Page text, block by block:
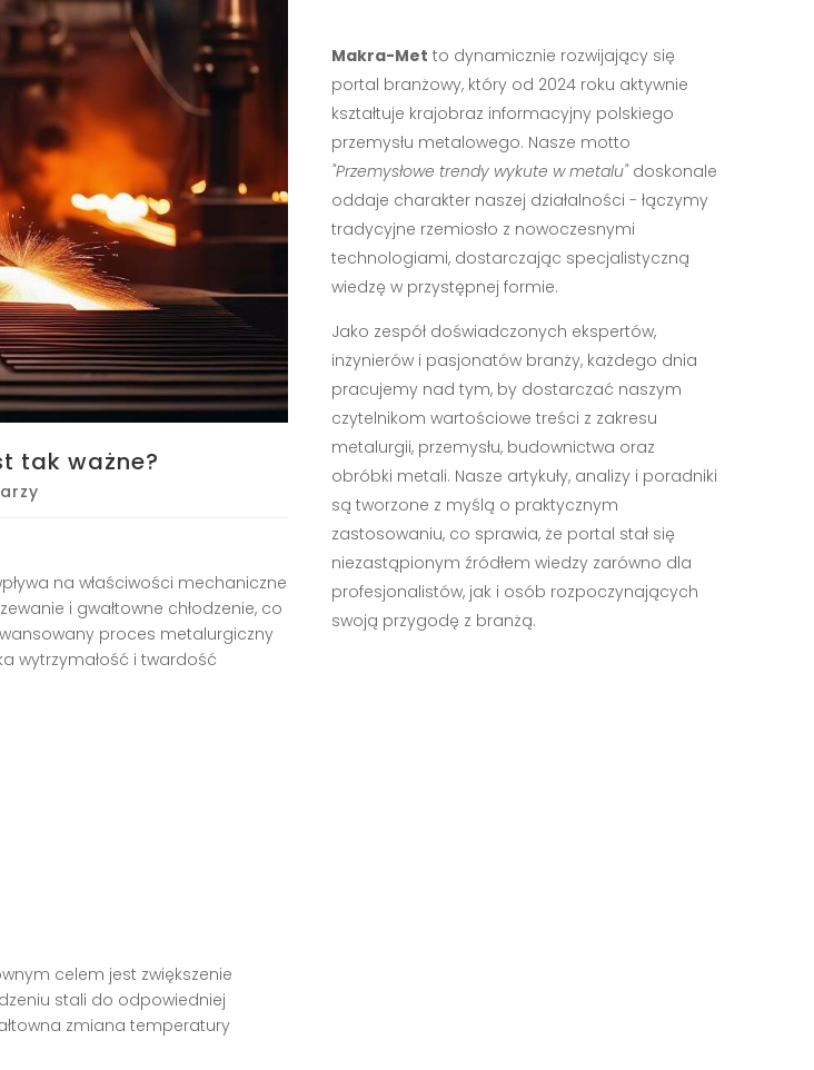
tak ważne?
na właściwości mechaniczne
i gwałtowne chłodzenie, co
proces metalurgiczny
wytrzymałość i twardość
celem jest zwiększenie
stali do odpowiedniej
zmiana temperatury
Makra-Met to dynamicznie rozwijający się
portal branżowy, który od 2024 roku aktywnie
kształtuje krajobraz informacyjny polskiego
przemysłu metalowego. Nasze motto
"Przemysłowe trendy wykute w metalu"doskonale
oddaje charakter naszej działalności - łączymy
tradycyjne rzemiosło z nowoczesnymi
technologiami, dostarczając specjalistyczną
wiedzę w przystępnej formie.
Jako zespół doświadczonych ekspertów,
inżynierów i pasjonatów branży, każdego dnia
pracujemy nad tym, by dostarczać naszym
czytelnikom wartościowe treści z zakresu
metalurgii, przemysłu, budownictwa oraz
obróbki metali. Nasze artykuły, analizy i poradniki
są tworzone z myślą o praktycznym
zastosowaniu, co sprawia, że portal stał się
niezastąpionym źródłem wiedzy zarówno dla
profesjonalistów, jak i osób rozpoczynających
swoją przygodę z branżą.